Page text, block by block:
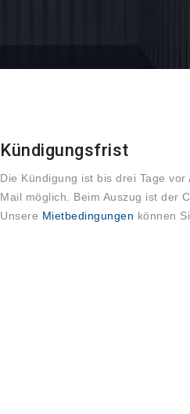
Kündigungsfrist
Die Kündigung ist bis drei Tage
Mail möglich. Beim Auszug ist der
Unsere Mietbedingungen können